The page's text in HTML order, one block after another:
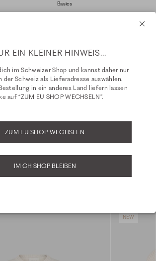
99,99 CHF
Basics
+ 3 Farben
Zeigt 4 von 4
NEW
EIN KLEINER HINWEIS...
im Schweizer Shop und kannst daher nur
der Schweiz als Lieferadresse auswählen.
in ein anderes Land liefern lassen
auf “ZUM EU SHOP WECHSELN”.
ZUM EU SHOP WECHSELN
IM CH SHOP BLEIBEN